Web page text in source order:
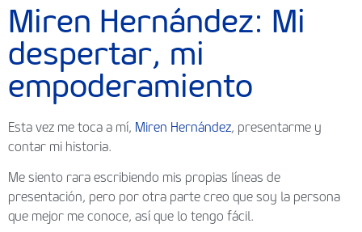
Miren Hernández: Mi
despertar, mi
empoderamiento
Esta vez me toca a mí, Miren Hernández, presentarme y
contar mi historia.
Me siento rara escribiendo mis propias líneas de
presentación, pero por otra parte creo que soy la persona
que mejor me conoce, así que lo tengo fácil.